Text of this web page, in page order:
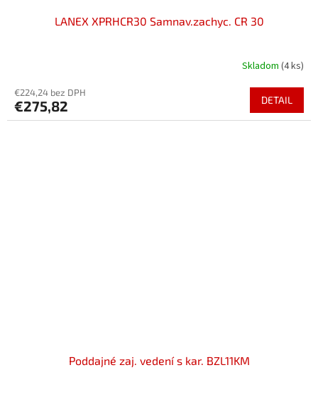
LANEX XPRHCR30 Samnav.zachyc. CR 30
Skladom (4 ks)
€224,24 bez DPH
€275,82 DETAIL
Poddajné zaj. vedení s kar. BZL11KM